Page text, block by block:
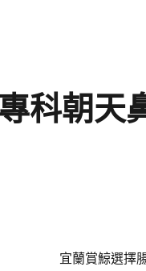
科朝
宜蘭賞鯨選擇